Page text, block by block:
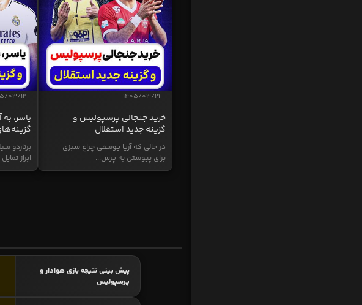
1405/03/19
خرید جنجالی پرسپولیس و
گزینه جدید استقلال
در حالی که آریا یوسفی چراغ سبزی
برای پیوستن به پرس...
03/12
یاسر،
برناردو
ابراز
پیش بینی نتیجه بازی هوادار و
پرسپولیس